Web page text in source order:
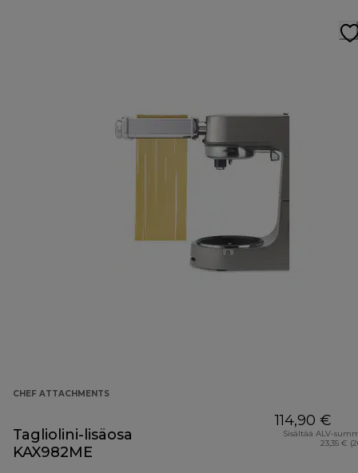
CHEF ATTACHMENTS
Tagliolini-lisäosa
KAX982ME
114,90 €
Sisältää ALV-
23,35 €